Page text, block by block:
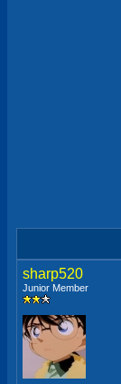
sharp520
Junior Member